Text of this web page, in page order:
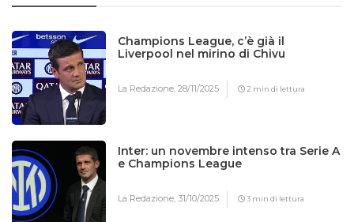
Champions League, c’è già il
Liverpool nel mirino di Chivu
La Redazione,28/11/2025 2 min di lettura
Inter: un novembre intenso tra Serie A
e Champions League
La Redazione,31/10/2025 3 min di lettura